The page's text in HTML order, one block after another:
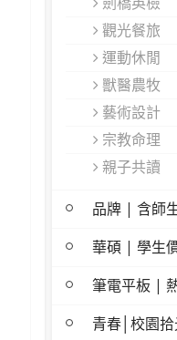
觀光餐旅
運動休閒
獸醫農牧
藝術設計
宗教命理
親子共讀
品牌 | 含師
華碩 | 學生
筆電平板 |
青春│校園